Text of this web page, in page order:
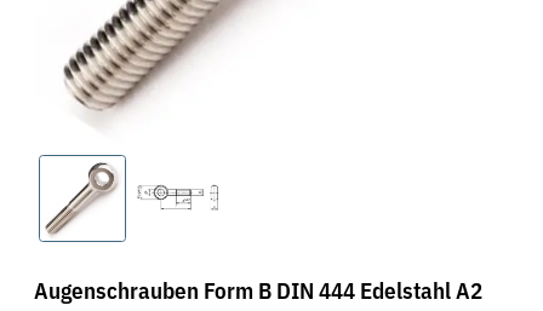
Augenschrauben Form B DIN 444 Edelstahl A2